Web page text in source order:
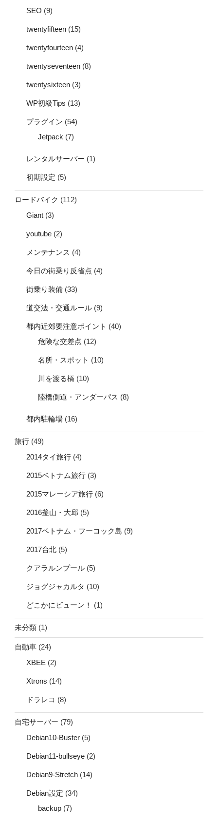
SEO (9)
twentyfifteen (15)
twentyfourteen (4)
twentyseventeen (8)
twentysixteen (3)
WP初級Tips (13)
プラグイン (54)
Jetpack (7)
レンタルサーバー (1)
初期設定 (5)
ロードバイク (112)
Giant (3)
youtube (2)
メンテナンス (4)
今日の街乗り反省点 (4)
街乗り装備 (33)
道交法・交通ルール (9)
都内近郊要注意ポイント (40)
危険な交差点 (12)
名所・スポット (10)
川を渡る橋 (10)
陸橋側道・アンダーパス (8)
都内駐輪場 (16)
旅行 (49)
2014タイ旅行 (4)
2015ベトナム旅行 (3)
2015マレーシア旅行 (6)
2016釜山・大邱 (5)
2017ベトナム・フーコック島 (9)
2017台北 (5)
クアラルンプール (5)
ジョグジャカルタ (10)
どこかにビューン！ (1)
未分類 (1)
自動車 (24)
XBEE (2)
Xtrons (14)
ドラレコ (8)
自宅サーバー (79)
Debian10-Buster (5)
Debian11-bullseye (2)
Debian9-Stretch (14)
Debian設定 (34)
backup (7)